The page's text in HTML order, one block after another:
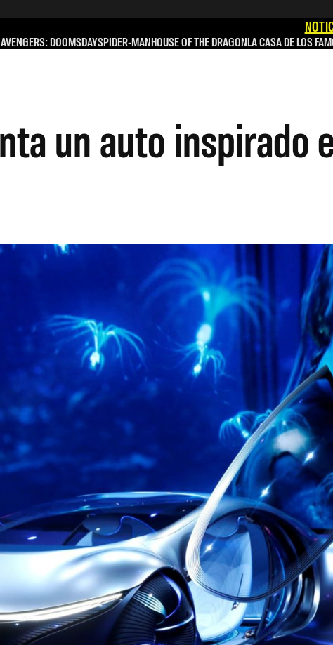
AVENGERS: DOOMSDAYSPIDER-MANHOUSE OF THE DRAGONLA CASA DE LOS
un auto inspirado